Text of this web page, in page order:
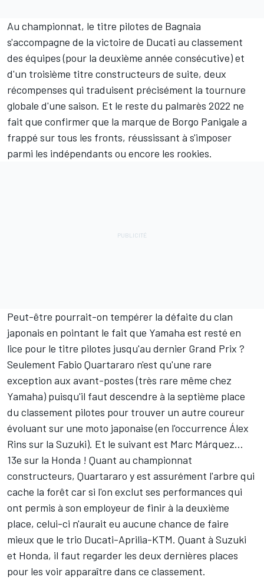
Au championnat, le titre pilotes de Bagnaia
s'accompagne de la victoire de Ducati au classement
des équipes (pour la deuxième année consécutive) et
d'un troisième titre constructeurs de suite, deux
récompenses qui traduisent précisément la tournure
globale d'une saison. Et le reste du palmarès 2022 ne
fait que confirmer que la marque de Borgo Panigale a
frappé sur tous les fronts, réussissant à s'imposer
parmi les indépendants ou encore les rookies.
Peut-être pourrait-on tempérer la défaite du clan
japonais en pointant le fait que Yamaha est resté en
lice pour le titre pilotes jusqu'au dernier Grand Prix ?
Seulement Fabio Quartararo n'est qu'une rare
exception aux avant-postes (très rare même chez
Yamaha) puisqu'il faut descendre à la septième place
du classement pilotes pour trouver un autre coureur
évoluant sur une moto japonaise (en l'occurrence Álex
Rins sur la Suzuki). Et le suivant est Marc Márquez…
13e sur la Honda ! Quant au championnat
constructeurs, Quartararo y est assurément l'arbre qui
cache la forêt car si l'on exclut ses performances qui
ont permis à son employeur de finir à la deuxième
place, celui-ci n'aurait eu aucune chance de faire
mieux que le trio Ducati-Aprilia-KTM. Quant à Suzuki
et Honda, il faut regarder les deux dernières places
pour les voir apparaître dans ce classement.